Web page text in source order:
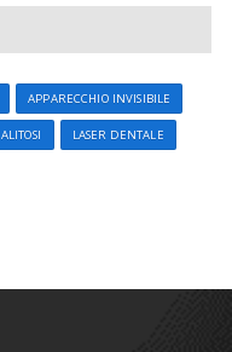
APPARECCHIO INVISIBILE
ALITOSI LASER DENTALE